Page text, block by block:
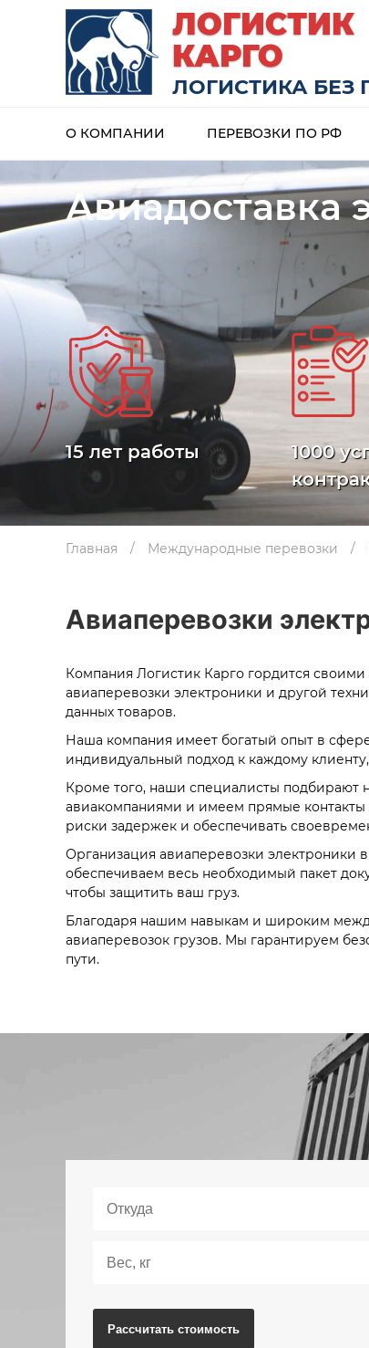
ЛОГИСТИК
КАРГО
ЛОГИСТИКА БЕЗ
О КОМПАНИИ ПЕРЕВОЗКИ ПО РФ
Авиадоставка
15 лет работы
1000
Главная Международные перевозки
Авиаперевозки
Компания Логистик Карго гордится
авиаперевозки электроники и другой
данных товаров.
Наша компания имеет богатый опыт в
индивидуальный подход к каждому
Кроме того, наши специалисты подбирают
авиакомпаниями и имеем прямые контакты
риски задержек и обеспечивать
Организация авиаперевозки электроники
обеспечиваем весь необходимый пакет
чтобы защитить ваш груз.
Благодаря нашим навыкам и широким
авиаперевозок грузов. Мы гарантируем
пути.
Рассчитать стоимость